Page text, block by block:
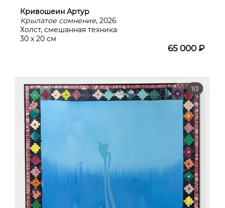
Кривошеин Артур
Крылатое сомнение, 2026
Холст, смешанная техника
30 х 20 см
65 000 ₽